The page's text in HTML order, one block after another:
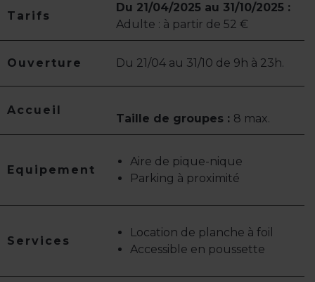
Tarifs
Du 21/04/2025 au 31/10/2025 :
Adulte : à partir de 52 €
Ouverture Du 21/04 au 31/10 de 9h à 23h.
Accueil
Taille de groupes : 8 max.
Equipement
Aire de pique-nique
Parking à proximité
Services
Location de planche à foil
Accessible en poussette